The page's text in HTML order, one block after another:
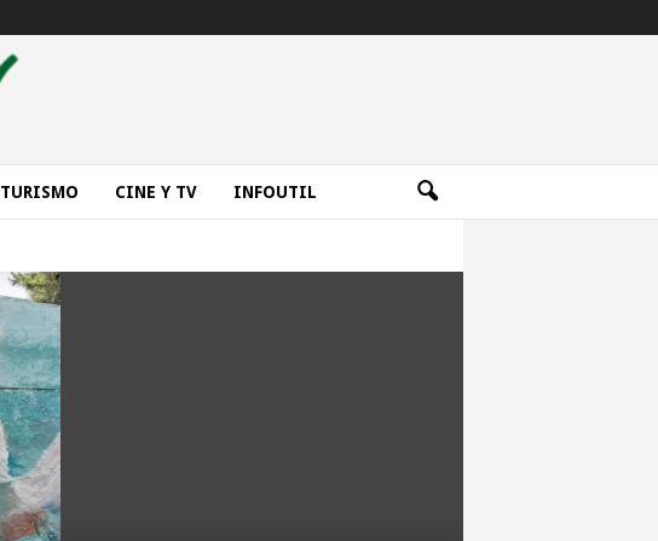
TURISMO CINE Y TV INFOUTIL